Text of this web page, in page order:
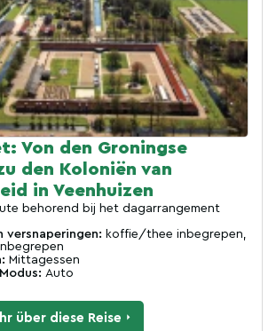
Von den Groningse
den Koloniën van
in Veenhuizen
behorend bij het dagarrangement
versnaperingen: koffie/thee inbegrepen,
Mittagessen
Auto
über diese Reise